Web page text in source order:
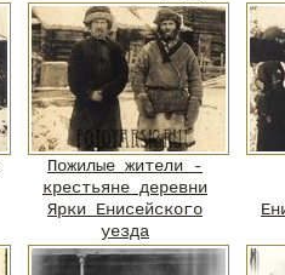
Пожилые жители -
крестьяне деревни
Ярки Енисейского
уезда